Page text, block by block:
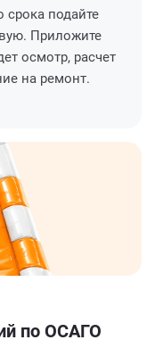
срока подайте
Приложите
осмотр, расчет
на ремонт.
по ОСАГО